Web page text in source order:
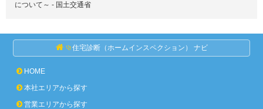
について～ - 国土交通省
住宅診断（ホームインスペクション） ナビ
HOME
本社エリアから探す
営業エリアから探す